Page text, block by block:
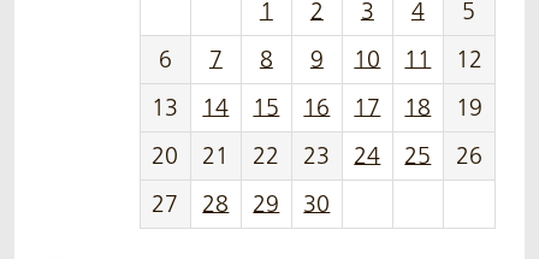
1 2 3 4
5
6
7 8 9 10 11
12
13
14 15 16 17 18
19
20
21 22 23 24 25
26
27
28 29 30